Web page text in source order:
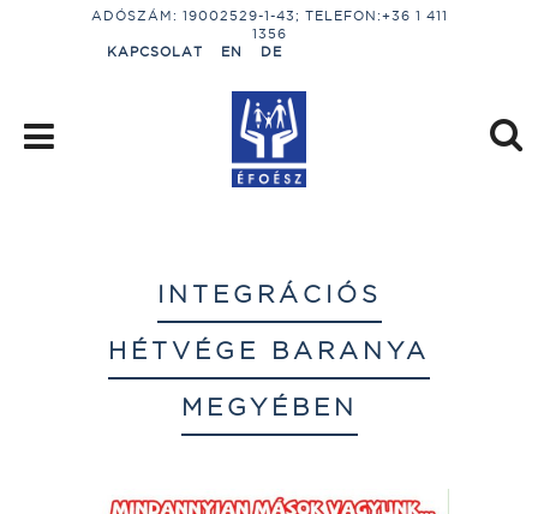
ADÓSZÁM: 19002529-1-43; TELEFON:+36 1 411
1356
KAPCSOLAT
EN DE
INTEGRÁCIÓS
HÉTVÉGE BARANYA
MEGYÉBEN